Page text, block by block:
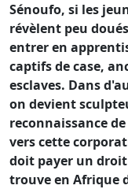
Sénoufo, si les
révèlent peu
entrer en
captifs de case,
esclaves. Dans
on devient
reconnaissance
vers cette
doit payer un
trouve en Afrique